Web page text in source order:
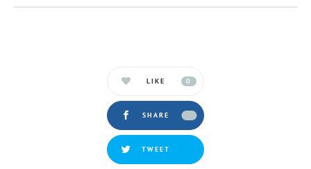
LIKE 0
SHARE
TWEET